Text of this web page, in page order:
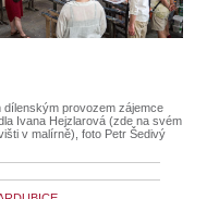
dílenským provozem zájemce
Ivana Hejzlarová (zde na svém
v malírně), foto Petr Šedivý